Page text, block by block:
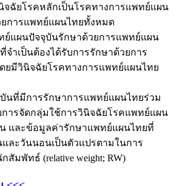
จฉัยโรคหลักเป็นโรคทางการแพทย์แผน
การแพทย์แผนไทยทั้งหมด
ย์แผนปัจจุบันรักษาด้วยการแพทย์แผน
ำเป็นต้องได้รับการรักษาด้วยการ
ยมีวินิจฉัยโรคทางการแพทย์แผนไทย
นที่มีการรักษาการแพทย์แผนไทยร่วม
การจัดกลุ่มใช้การวินิจฉัยโรคแพทย์แผน
และข้อมูลค่ารักษาแพทย์แผนไทยที่
ละวันนอนเป็นตัวแปรตามในการ
มพัทธ์ (relative weight; RW)